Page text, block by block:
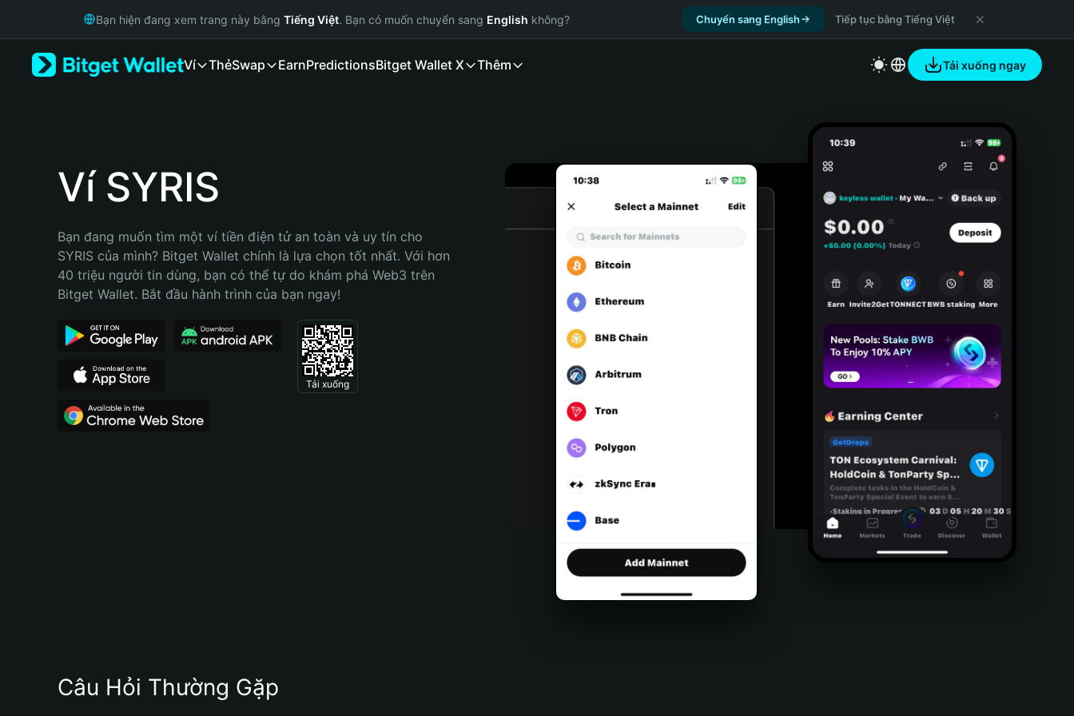
Русский
Bahasa Indonesia
Português (Brasil)
Bạn hiện đang xem trang này bằng Tiếng Việt. Bạn có muốn chuyển sang English không? Chuyển sang English Tiếp tục bằng Tiếng Việt
Ví ThẻSwap EarnPredictionsBitget Wallet X Thêm Tải xuống ngay
Ví SYRIS
Bạn đang muốn tìm một ví tiền điện tử an toàn và uy tín cho
SYRIS của mình? Bitget Wallet chính là lựa chọn tốt nhất. Với hơn
40 triệu người tin dùng, bạn có thể tự do khám phá Web3 trên
Bitget Wallet. Bắt đầu hành trình của bạn ngay!
Tải xuống
Câu Hỏi Thường Gặp